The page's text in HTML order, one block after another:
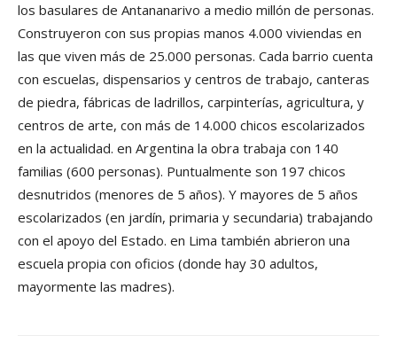
los basulares de Antananarivo a medio millón de personas.
Construyeron con sus propias manos 4.000 viviendas en
las que viven más de 25.000 personas. Cada barrio cuenta
con escuelas, dispensarios y centros de trabajo, canteras
de piedra, fábricas de ladrillos, carpinterías, agricultura, y
centros de arte, con más de 14.000 chicos escolarizados
en la actualidad. en Argentina la obra trabaja con 140
familias (600 personas). Puntualmente son 197 chicos
desnutridos (menores de 5 años). Y mayores de 5 años
escolarizados (en jardín, primaria y secundaria) trabajando
con el apoyo del Estado. en Lima también abrieron una
escuela propia con oficios (donde hay 30 adultos,
mayormente las madres).